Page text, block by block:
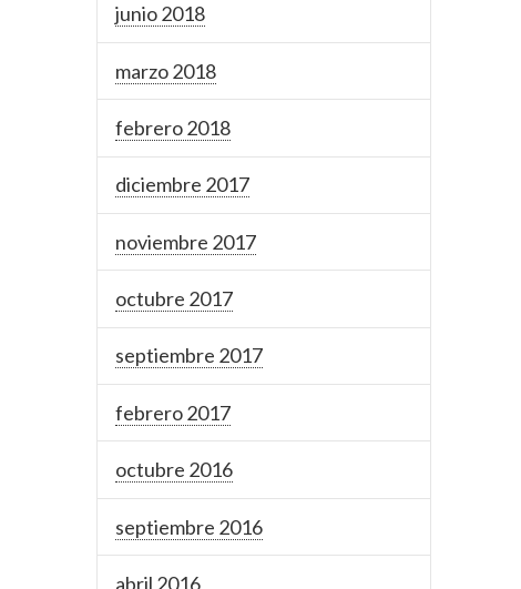
junio 2018
marzo 2018
febrero 2018
diciembre 2017
noviembre 2017
octubre 2017
septiembre 2017
febrero 2017
octubre 2016
septiembre 2016
abril 2016